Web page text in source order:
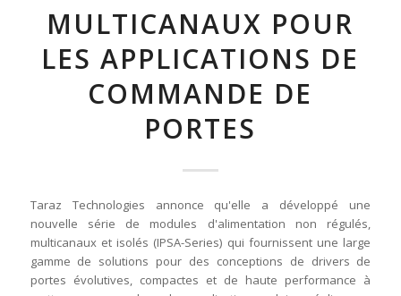
MULTICANAUX POUR
LES APPLICATIONS DE
COMMANDE DE
PORTES
Taraz Technologies annonce qu'elle a développé une
nouvelle série de modules d'alimentation non régulés,
multicanaux et isolés (IPSA-Series) qui fournissent une large
gamme de solutions pour des conceptions de drivers de
portes évolutives, compactes et de haute performance à